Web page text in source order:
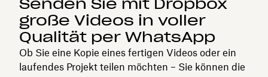
Senden Sie mit Dropbox
große Videos in voller
Qualität per WhatsApp
Ob Sie eine Kopie eines fertigen Videos oder ein
laufendes Projekt teilen möchten – Sie können die